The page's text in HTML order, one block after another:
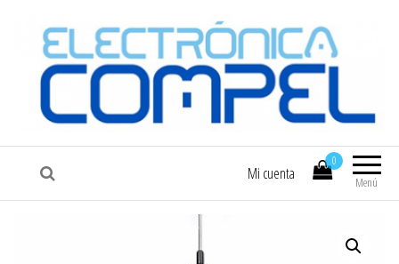
COMPEL Electrónica COMPEL
Menú
0
Mi cuenta